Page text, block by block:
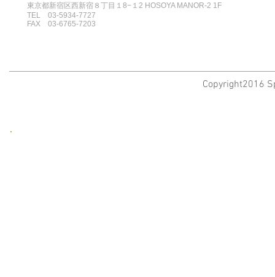
東京都新宿区西新宿８丁目１8−１2 HOSOYA MANOR-2 1F
TEL 03-5934-7727
FAX 03-6765-7203
Copyright2016